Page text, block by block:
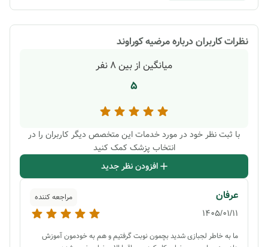
نظرات کاربران دربارهمرضیه کوراوند
میانگین از بین8 نفر
5
با ثبت نظر خود در مورد خدمات این متخصص دیگر کاربران را در
انتخاب پزشک کمک کنید
افزودن نظر جدید
عرفان مراجعه کننده
1405/01/11
ما به خاطر لجبازی شدید بچمون نوبت گرفتیم و هم به خودمون آموزش